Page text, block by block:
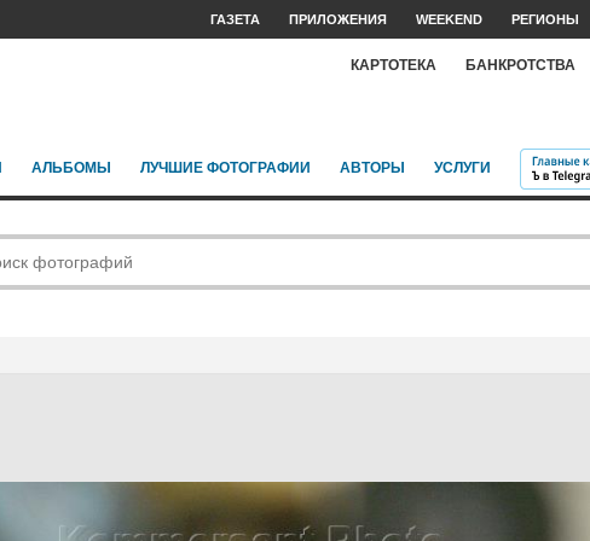
ГАЗЕТА ПРИЛОЖЕНИЯ WEEKEND РЕГИОНЫ
КАРТОТЕКА БАНКРОТСТВА
АЛЬБОМЫ ЛУЧШИЕ ФОТОГРАФИИ АВТОРЫ УСЛУГИ